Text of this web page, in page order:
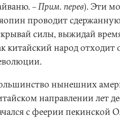
–Прим. перев). Эти
проводит
силы, выжидай
китайский народ отходит
нынешних
направлении лет
с феерии пекинской